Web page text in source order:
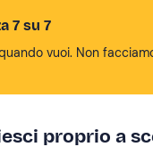
7 su 7
vuoi. Non
proprio a